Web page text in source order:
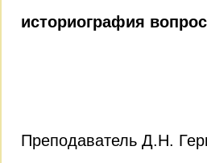
историография
Преподаватель Д.Н.